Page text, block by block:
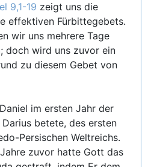
9,1-19 zeigt uns die
effektiven Fürbittegebets.
wir uns mehrere Tage
doch wird uns zuvor ein
zu diesem Gebet von
im ersten Jahr der
betete, des ersten
Persischen Weltreichs.
zuvor hatte Gott das